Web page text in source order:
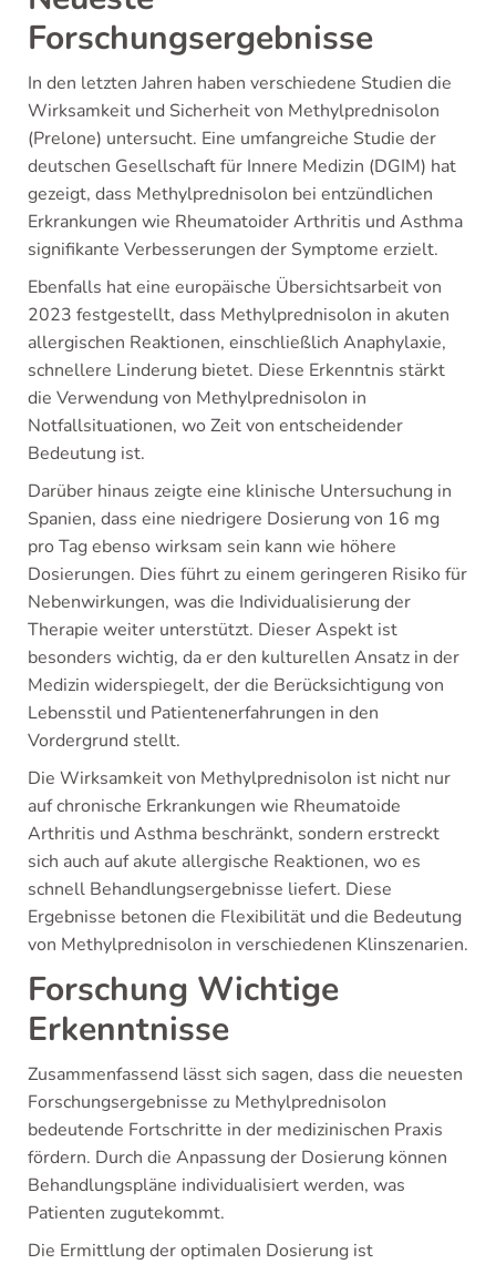
Forschungsergebnisse
In den letzten Jahren haben verschiedene Studien die
Wirksamkeit und Sicherheit von Methylprednisolon
(Prelone) untersucht. Eine umfangreiche Studie der
deutschen Gesellschaft für Innere Medizin (DGIM) hat
gezeigt, dass Methylprednisolon bei entzündlichen
Erkrankungen wie Rheumatoider Arthritis und Asthma
signifikante Verbesserungen der Symptome erzielt.
Ebenfalls hat eine europäische Übersichtsarbeit von
2023 festgestellt, dass Methylprednisolon in akuten
allergischen Reaktionen, einschließlich Anaphylaxie,
schnellere Linderung bietet. Diese Erkenntnis stärkt
die Verwendung von Methylprednisolon in
Notfallsituationen, wo Zeit von entscheidender
Bedeutung ist.
Darüber hinaus zeigte eine klinische Untersuchung in
Spanien, dass eine niedrigere Dosierung von 16 mg
pro Tag ebenso wirksam sein kann wie höhere
Dosierungen. Dies führt zu einem geringeren Risiko für
Nebenwirkungen, was die Individualisierung der
Therapie weiter unterstützt. Dieser Aspekt ist
besonders wichtig, da er den kulturellen Ansatz in der
Medizin widerspiegelt, der die Berücksichtigung von
Lebensstil und Patientenerfahrungen in den
Vordergrund stellt.
Die Wirksamkeit von Methylprednisolon ist nicht nur
auf chronische Erkrankungen wie Rheumatoide
Arthritis und Asthma beschränkt, sondern erstreckt
sich auch auf akute allergische Reaktionen, wo es
schnell Behandlungsergebnisse liefert. Diese
Ergebnisse betonen die Flexibilität und die Bedeutung
von Methylprednisolon in verschiedenen Klinszenarien.
Forschung Wichtige
Erkenntnisse
Zusammenfassend lässt sich sagen, dass die neuesten
Forschungsergebnisse zu Methylprednisolon
bedeutende Fortschritte in der medizinischen Praxis
fördern. Durch die Anpassung der Dosierung können
Behandlungspläne individualisiert werden, was
Patienten zugutekommt.
Die Ermittlung der optimalen Dosierung ist